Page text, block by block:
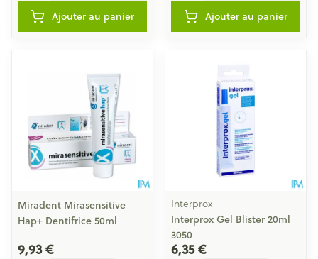
Ajouter au panier Ajouter au panier
Miradent Mirasensitive
Hap+ Dentifrice 50ml
9,93 €
Interprox
Interprox Gel Blister 20ml
3050
6,35 €